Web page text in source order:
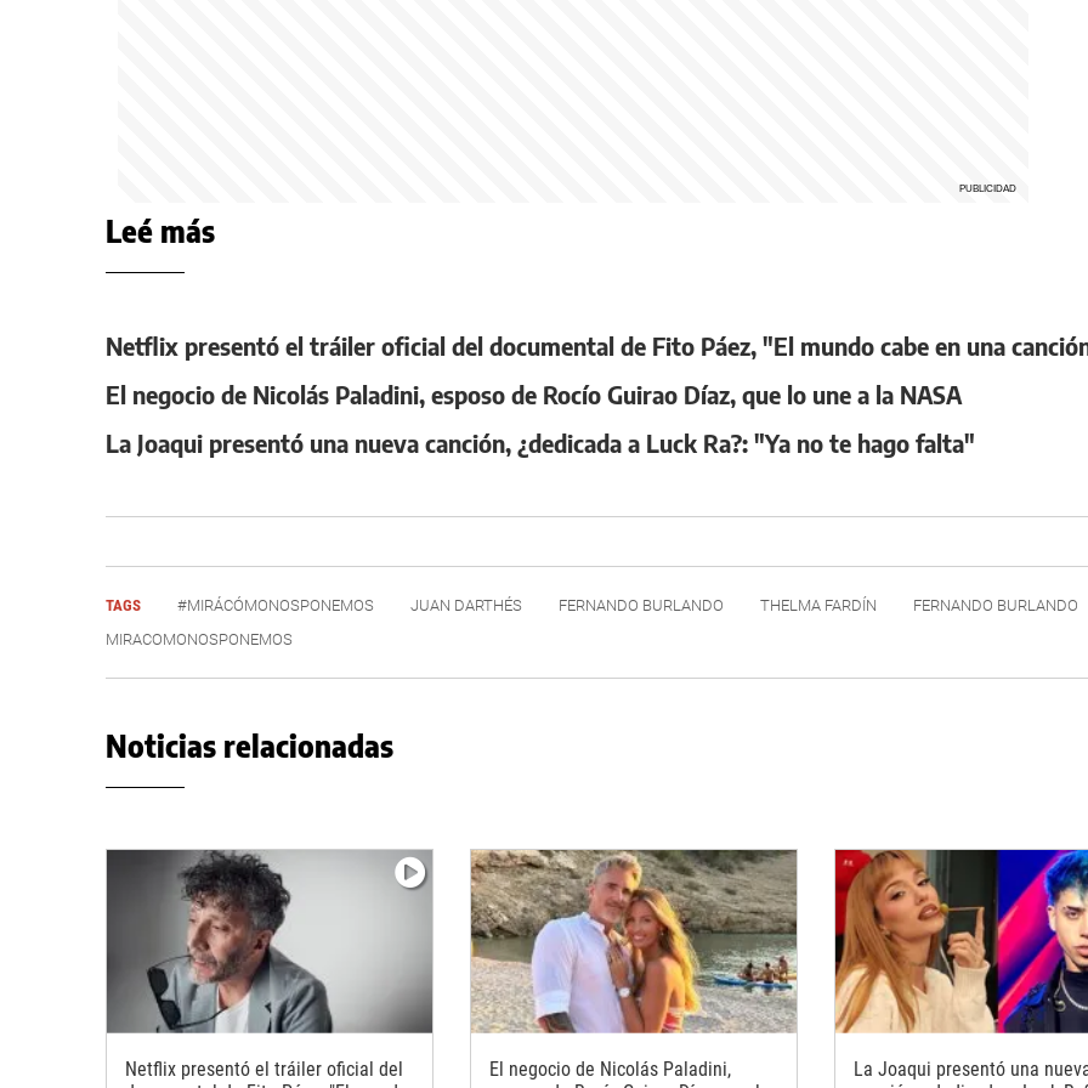
Leé más
Netflix presentó el tráiler oficial del documental de Fito Páez, "El mundo cabe en una
El negocio de Nicolás Paladini, esposo de Rocío Guirao Díaz, que lo une a la NASA
La Joaqui presentó una nueva canción, ¿dedicada a Luck Ra?: "Ya no te hago falta"
TAGS #MIRÁCÓMONOSPONEMOS JUAN DARTHÉS FERNANDO BURLANDO THELMA FARDÍN
FERNANDO BURLANDO
MIRACOMONOSPONEMOS
Noticias relacionadas
Netflix presentó el tráiler oficial del
El negocio de Nicolás Paladini,
La Joaqui presentó una